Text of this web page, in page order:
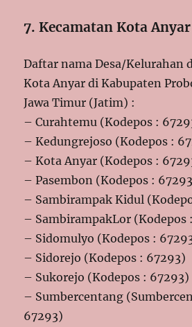
7. Kecamatan Kota Anyar
Daftar nama Desa/Kelurahan
Kota Anyar di Kabupaten
Jawa Timur (Jatim) :
– Curahtemu (Kodepos :
– Kedungrejoso (Kodepos :
– Kota Anyar (Kodepos :
– Pasembon (Kodepos :
– Sambirampak Kidul
– SambirampakLor (Kodepos
– Sidomulyo (Kodepos :
– Sidorejo (Kodepos : 67293)
– Sukorejo (Kodepos : 67293)
– Sumbercentang
67293)